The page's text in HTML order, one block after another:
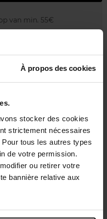
À propos des cookies
stocker des cookies
strictement nécessaires
tous les autres types
de votre permission.
ou retirer votre
bannière relative aux
van min. 55€